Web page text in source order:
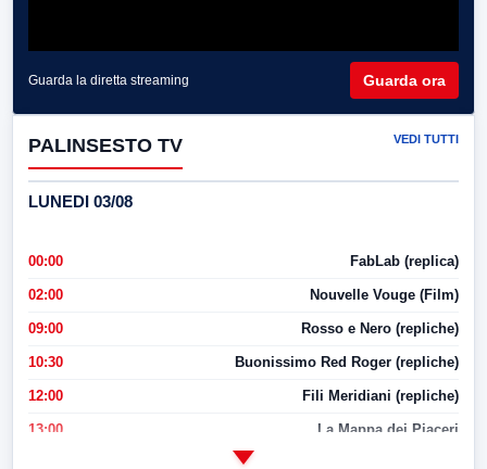
Guarda la diretta streaming Guarda ora
PALINSESTO TV VEDI TUTTI
LUNEDI 03/08
00:00 FabLab (replica)
02:00 Nouvelle Vouge (Film)
09:00 Rosso e Nero (repliche)
10:30 Buonissimo Red Roger (repliche)
12:00 Fili Meridiani (repliche)
13:00 La Mappa dei Piaceri